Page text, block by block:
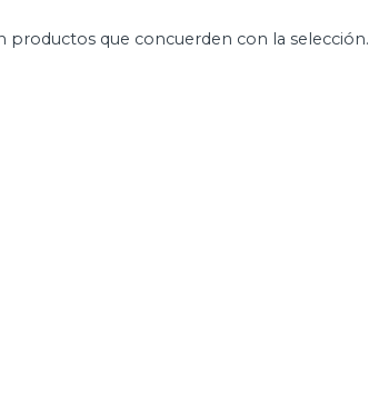
productos que concuerden con la selección.